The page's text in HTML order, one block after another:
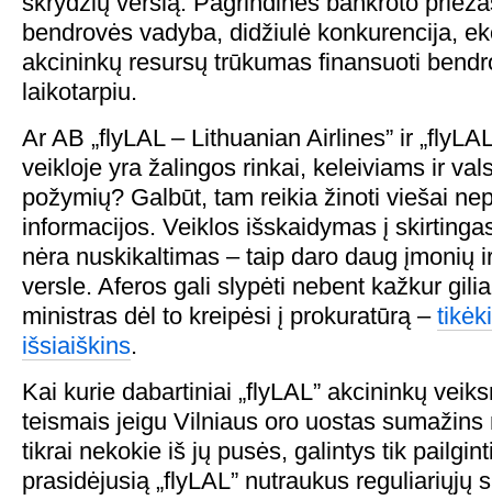
bendrovės vadyba, didžiulė konkurencija,
akcininkų resursų trūkumas finansuoti
laikotarpiu.
Ar AB „flyLAL – Lithuanian Airlines” ir
veikloje yra žalingos rinkai, keleiviams ir
požymių? Galbūt, tam reikia žinoti viešai
informacijos. Veiklos išskaidymas į
nėra nuskikaltimas – taip daro daug įmonių
versle. Aferos gali slypėti nebent kažkur
ministras dėl to kreipėsi į prokuratūrą –
išsiaiškins.
Kai kurie dabartiniai „flyLAL” akcininkų
teismais jeigu Vilniaus oro uostas
tikrai nekokie iš jų pusės, galintys tik
prasidėjusią „flyLAL” nutraukus reguliariųjų